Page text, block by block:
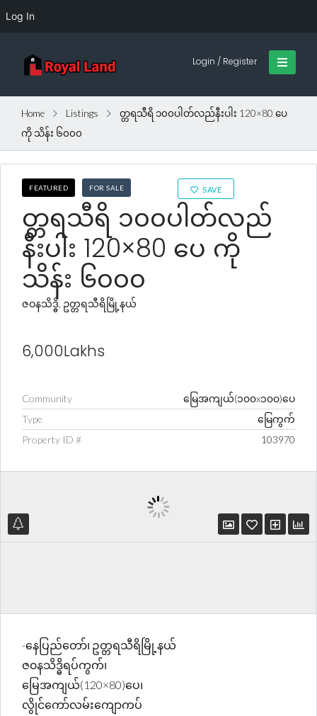
Log In
Login / Register
Home Listings
တ္တရသီရိ ၁၀၀ပါတ်လည်နီးပါး 120×80 ပေ
ကို သိန်း ၆၀၀၀
FEATURED FOR SALE
တ္တရသီရိ ၁၀၀ပါတ်လည်
နီးပါး 120×80 ပေ ကို
သိန်း ၆၀၀၀
SAVE
ဇဝနသိဒ္ဓိ, ဥတ္တရသီရိမြို့နယ်
6,000Lakhs
Community
မြေအကျယ်(၁၀၀x၁၀၀)ပေ
Type
မြေကွက်
Property ID #
103970
-နေပြည်တော်၊ ဥတ္တရသီရိမြို့နယ်
ဇ၀နသိဒ္ဓိရပ်ကွက်၊
မြေအကျယ်(120×80)ပေ၊
လွိုင်ကော်လမ်းကျောကပ်